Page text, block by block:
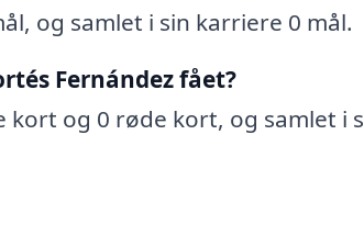
og samlet i sin karriere 0 mål.
Fernández fået?
kort og 0 røde kort, og samlet i